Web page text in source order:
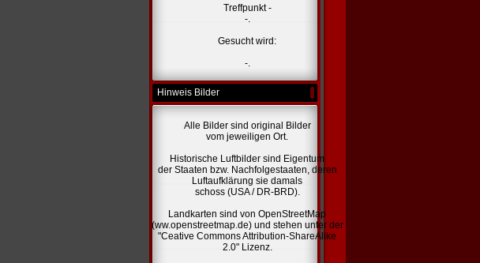
Treffpunkt -
-.
Gesucht wird:
-.
Hinweis Bilder
Alle Bilder sind original Bilder
vom jeweiligen Ort.
Historische Luftbilder sind Eigentum
der Staaten bzw. Nachfolgestaaten, deren
Luftaufklärung sie damals
schoss (USA / DR-BRD).
Landkarten sind von OpenStreetMap
(ww.openstreetmap.de) und stehen unter der
"Ceative Commons Attribution-ShareAlike
2.0" Lizenz.